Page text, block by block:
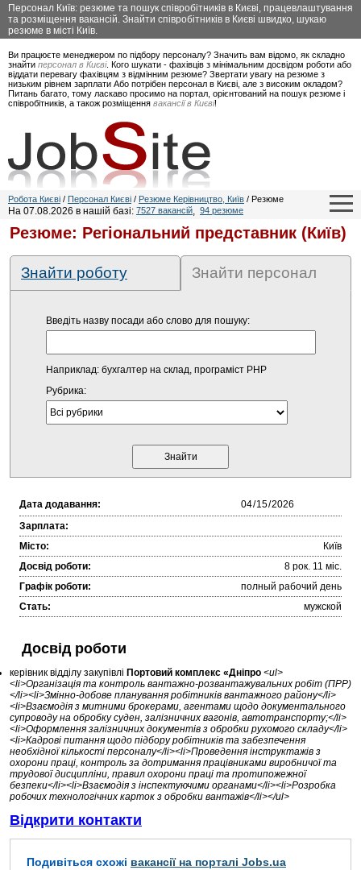
Персонал Київ: резюме та пошук співробітників в Києві, працевлаштування
та розміщення вакансій. Знайти співробітників в Києві швидко, шукаю
резюме в місті Київ.
Ви працюєте менеджером по підбору персоналу? Значить вам відомо, як складно
знайти персонал в Києві. Кого шукати - фахівців з мінімальним досвідом роботи або
віддати перевагу фахівцям з відмінним резюме? Звертати увагу на резюме з
низьким рівнем зарплати Або потрібен персонал в Києві, але з високим окладом?
Питань багато, тому ласкаво просимо на портал, орієнтований на пошук резюме і
співробітників, а також розміщення вакансії в Києві!
Робота Києві / Персонал Києві / Резюме Керівництво, Київ / Резюме
На 07.08.2026 в нашій базі: 7527 вакансій, 94 резюме
Резюме: Регіональний представник (Київ)
Знайти роботу Знайти персонал
Введіть назву посади або слово для пошуку:
Наприклад: бухгалтер на склад, програміст PHP
Рубрика:
Дата додавання:
Зарплата:
Місто:
Київ
Досвід роботи:
8 рок. 11 міc.
Графік роботи:
полный рабочий день
Стать:
мужской
Досвід роботи
керівник відділу закупівлі Портовий комплекс «Дніпро <ul>
<li>Організація та контроль вантажно-розвантажувальних робіт (ПРР)
</li><li>Змінно-добове планування робітників вантажного району</li>
<li>Взаємодія з митними брокерами, агентами щодо документального
супроводу на обробку суден, залізничних вагонів, автотранспорту;</li>
<li>Оформлення залізничних документів з обробки рухомого складу</li>
<li>Кадрові питання щодо підбору робітників та забезпечення
необхідної кількості персоналу</li><li>Проведення інструктажів з
охорони праці, контроль за дотримання працівниками виробничої та
трудової дисципліни, правил охорони праці та протипожежної
безпеки</li><li>Взаємодія з інспектуючими органами</li><li>Розробка
робочих технологічних карток з обробки вантажів</li></ul>
Відкрити контакти
Подивіться схожі вакансії на порталі Jobs.ua